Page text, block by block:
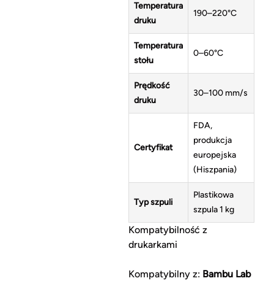
Temperatura
druku
190–220°C
Temperatura
stołu
0–60°C
Prędkość
druku
30–100 mm/s
Certyfikat
FDA,
produkcja
europejska
(Hiszpania)
Typ szpuli
Plastikowa
szpula 1 kg
Kompatybilność z
drukarkami
Kompatybilny z: Bambu Lab